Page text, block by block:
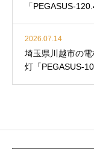
「PEGASUS-
2026.07.14
埼玉県川越市の
灯「PEGASUS-